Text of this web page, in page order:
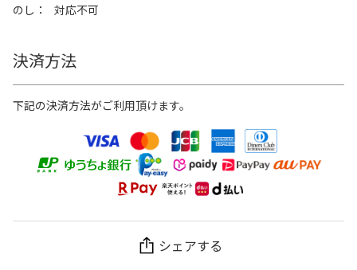
のし
対応不可
決済方法
下記の決済方法がご利用頂けます。
シェアする